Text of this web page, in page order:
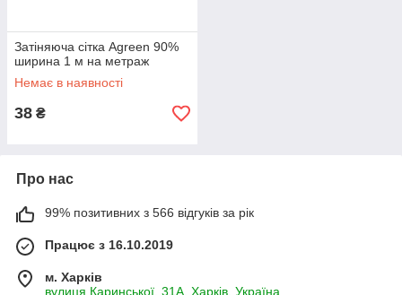
Затіняюча сітка Agreen 90%
ширина 1 м на метраж
Немає в наявності
38 ₴
Про нас
99% позитивних з 566 відгуків за рік
Працює з 16.10.2019
м. Харків
вулиця Каринської, 31А, Харків, Україна